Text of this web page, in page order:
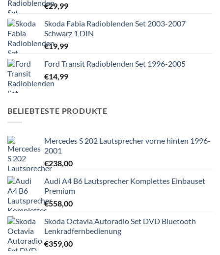
€29,99
Skoda Fabia Radioblenden Set 2003-2007
Schwarz 1 DIN
€19,99
Ford Transit Radioblenden Set 1996-2005
€14,99
BELIEBTESTE PRODUKTE
Mercedes S 202 Lautsprecher vorne hinten 1996-
2001
€238,00
Audi A4 B6 Lautsprecher Komplettes Einbauset
Premium
€558,00
Skoda Octavia Autoradio Set DVD Bluetooth
Lenkradfernbedienung
€359,00